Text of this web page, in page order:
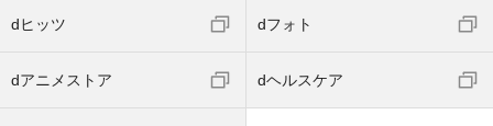
dヒッツ dフォト
dアニメストア dヘルスケア